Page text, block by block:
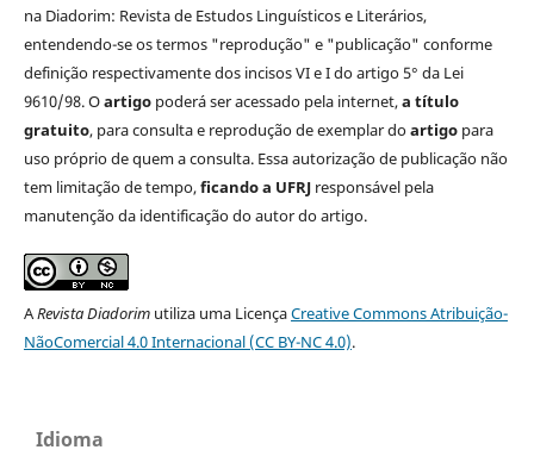
na Diadorim: Revista de Estudos Linguísticos e Literários,
entendendo-se os termos "reprodução" e "publicação" conforme
definição respectivamente dos incisos VI e I do artigo 5° da Lei
9610/98. Oartigopoderá ser acessado pela internet,a título
gratuito, para consulta e reprodução de exemplar doartigopara
uso próprio de quem a consulta. Essa autorização de publicação não
tem limitação de tempo,ficando a UFRJresponsável pela
manutenção da identificação do autor do artigo.
ARevista Diadorimutiliza uma LicençaCreative Commons Atribuição-
NãoComercial 4.0 Internacional (CC BY-NC 4.0).
Idioma